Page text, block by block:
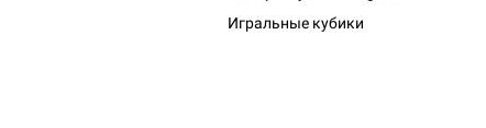
Игральные кубики